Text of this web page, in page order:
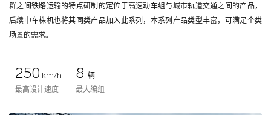
群之间铁路运输的特点研制的定位于高速动车组与城市轨道交通之间的产品，
后续中车株机也将其同类产品加入此系列，本系列产品类型丰富，可满足个类
场景的需求。
250 km/h
最高设计速度
8 辆
最大编组